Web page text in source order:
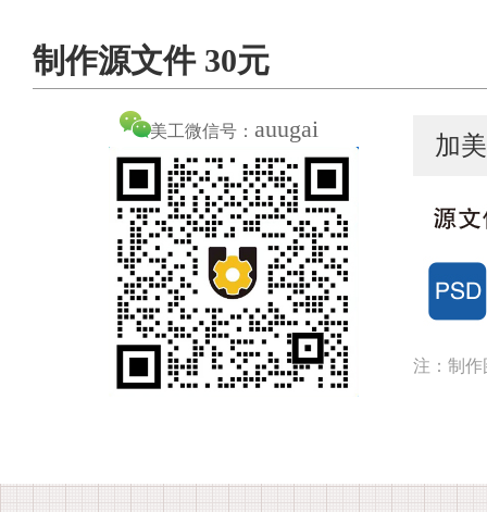
制作源文件 30元
美工微信号： auugai
加
注：制作